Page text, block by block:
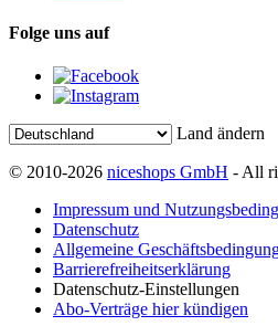
Folge uns auf
Land ändern
© 2010-2026 niceshops GmbH - All
Impressum und
Datenschutz
Allgemeine
Barrierefreiheitserklärung
Datenschutz-Einstellungen
Abo-Verträge hier kündigen